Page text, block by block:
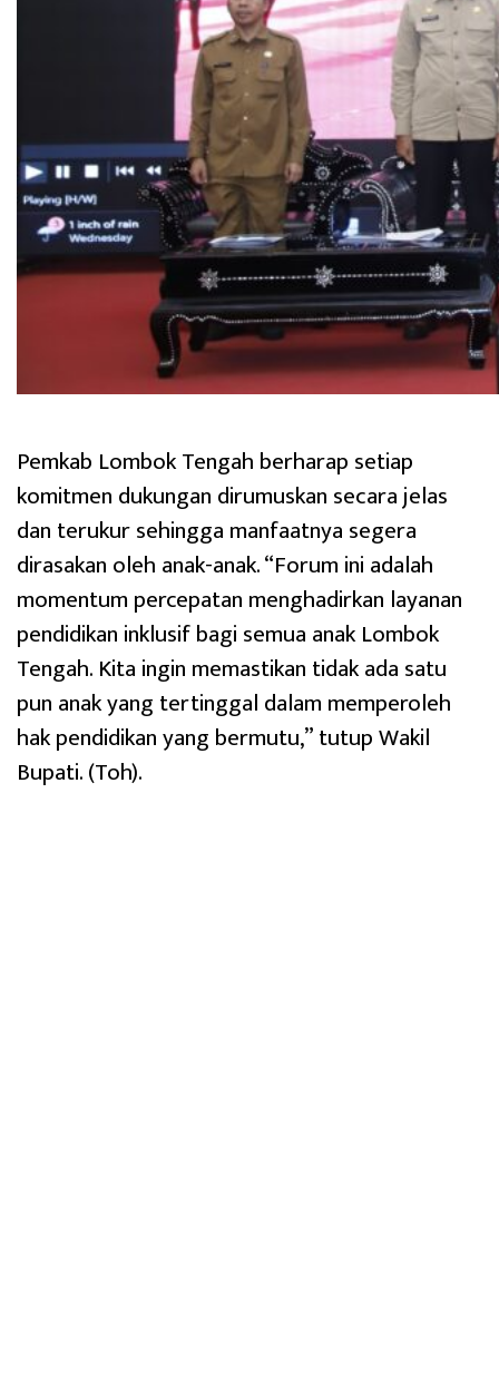
Pemkab Lombok Tengah berharap setiap
komitmen dukungan dirumuskan secara jelas
dan terukur sehingga manfaatnya segera
dirasakan oleh anak-anak. “Forum ini adalah
momentum percepatan menghadirkan layanan
pendidikan inklusif bagi semua anak Lombok
Tengah. Kita ingin memastikan tidak ada satu
pun anak yang tertinggal dalam memperoleh
hak pendidikan yang bermutu,” tutup Wakil
Bupati. (Toh).